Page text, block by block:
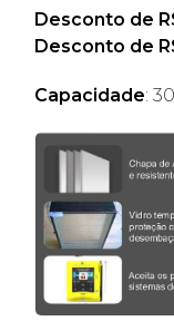
Desconto de
Desconto de
Capacidade: